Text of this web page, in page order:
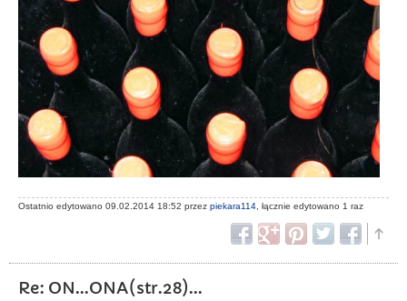
Ostatnio edytowano 09.02.2014 18:52 przez piekara114 , łącznie edytowano 1 raz
Re: ON...ONA(str.28)...